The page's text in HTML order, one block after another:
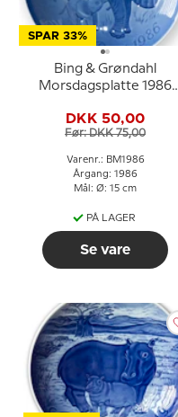
SPAR 33%
Bing & Grøndahl
Morsdagsplatte 1986
DKK 50,00
Før: DKK 75,00
Varenr.: BM1986
Årgang: 1986
Mål: Ø: 15 cm
PÅ LAGER
Se vare